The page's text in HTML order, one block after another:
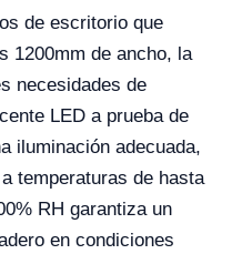
de escritorio que
1200mm de ancho, la
necesidades de
LED a prueba de
iluminación adecuada,
temperaturas de hasta
RH garantiza un
en condiciones